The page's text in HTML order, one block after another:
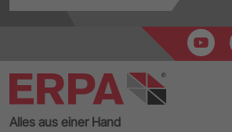
Alles aus einer Hand